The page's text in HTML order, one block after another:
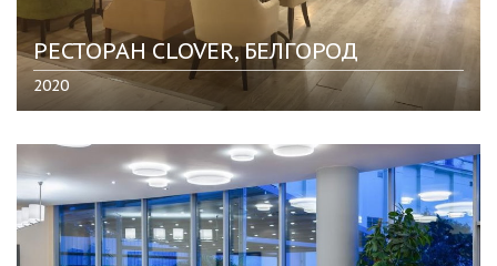
РЕСТОРАН CLOVER, БЕЛГОРОД
2020